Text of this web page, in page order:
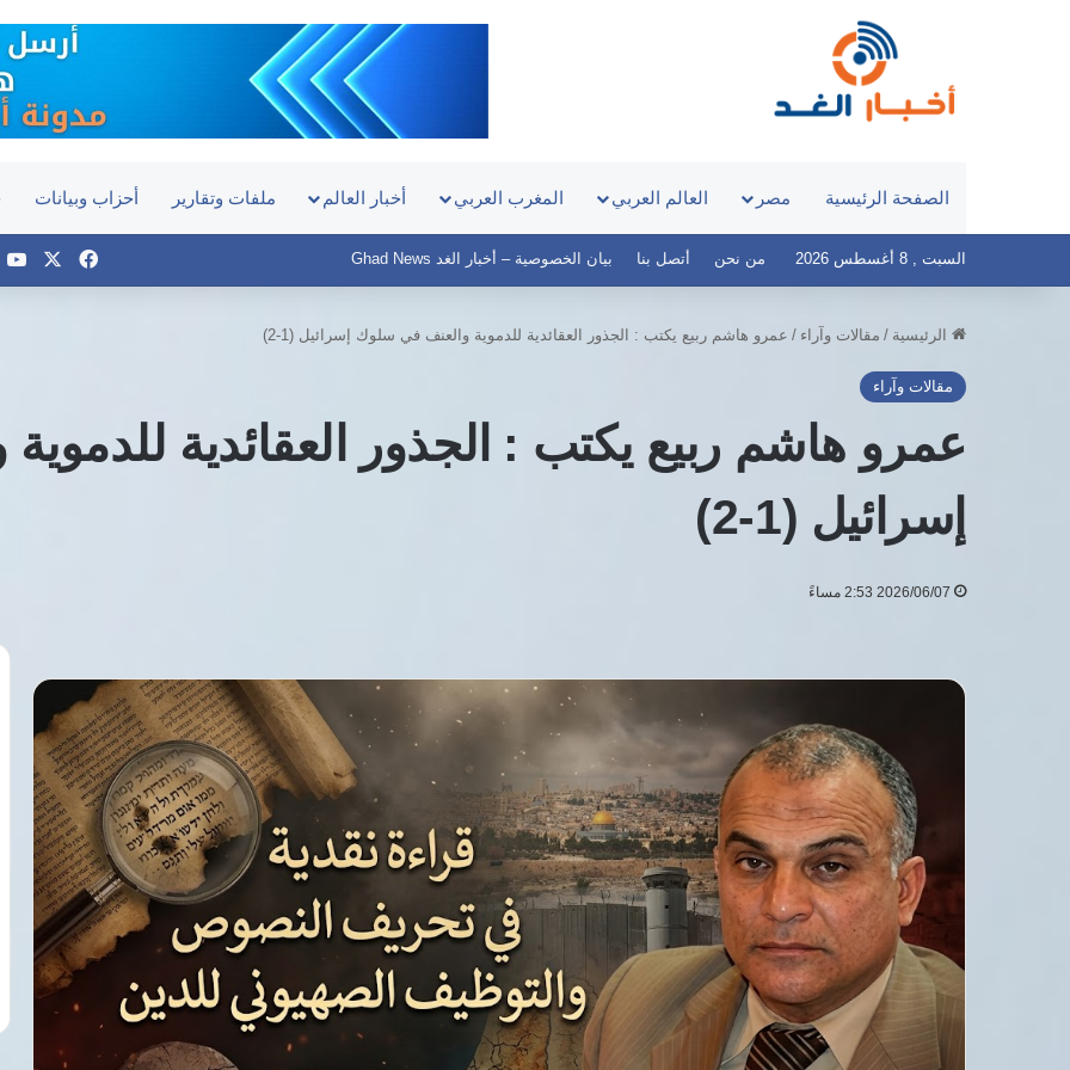
الصفحة الرئيسية مصر العالم العربي المغرب العربي أخبار العالم ملفات وتقارير أحزاب وبيانات
السبت , 8 أغسطس 2026 من نحن أتصل بنا بيان الخصوصية – أخبار الغد Ghad News فيسبوك
الرئيسية / مقالات وآراء / عمرو هاشم ربيع يكتب : الجذور العقائدية للدموية والعنف في سلوك إسرائيل (1-2)
مقالات وآراء
عمرو هاشم ربيع يكتب : الجذور العقائدية
إسرائيل (1-2)
2026/06/07 2:53 مساءً
هي
الدكتورة
سارة
جوكاكو؟
طبيبة
نفسية
وشريكة
رحلة
عبد
الرحمن
السيد
السياسية
7 أغسطس، 2026
من هي الدكتورة سارة جوكاكو؟ طبيبة
نفسية وشريكة رحلة عبد الرحمن السيد
السياسية
الدكتور
محمد
البرادعي:
الحرب
الأمريكية
الإيرانية
سبب
تدهور
بالشرق
الأوسط
الدكتور محمد البرادعي: الحرب
الأمريكية الإيرانية سبب تدهور الأمن
الإقليمي بالشرق الأوسط